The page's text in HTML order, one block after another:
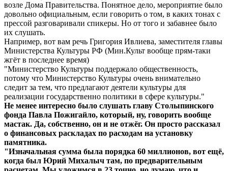
возле Дома Правительства. Понятное дело, мероприятие было
довольно официальным, если говорить о том, в каких тонах с
прессой разговаривали спикеры. Но от того и забавнее было
их слушать.
Например, вот вам речь Григория Ивлиева, заместителя главы
Министерства Культуры РФ (Мин.Культ вообще прям-таки
жгёт в последнее время)
"Министерство Культуры поддержало общественность,
потому что Министерство Культуры очень внимательно
следит за тем, что предлагают деятели культуры для
реализации государственно политики в сфере культуры."
Не менее интересно было слушать главу Столыпинского
фонда Павла Пожигайло, который, ну, говорить вообще
мастак. Да, собственно, он и не отжёг. Он просто рассказал
о финансовых раскладах по расходам на установку
памятника.
"Изначальная сумма была порядка 60 миллионов, вот ещё,
когда был Юрий Михалыч там, по предварительным